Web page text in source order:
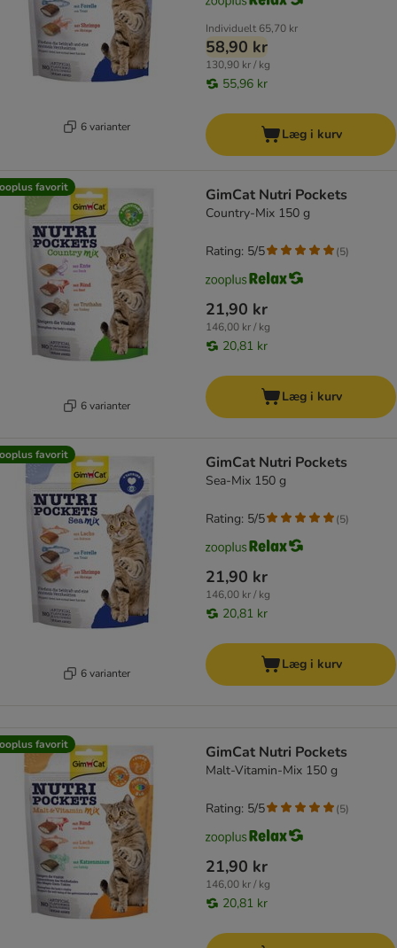
6 varianter
Individuelt 65,70 kr
58,90 kr
130,90 kr / kg
55,96 kr
Læg i kurv
favorit
6 varianter
GimCat Nutri Pockets
Country-Mix 150 g
21,90 kr
146,00 kr / kg
20,81 kr
Rating: 5/5 (5)
Læg i kurv
favorit
6 varianter
GimCat Nutri Pockets
Sea-Mix 150 g
21,90 kr
146,00 kr / kg
20,81 kr
Rating: 5/5 (5)
Læg i kurv
favorit GimCat Nutri Pockets
Malt-Vitamin-Mix 150 g
21,90 kr
146,00 kr / kg
20,81 kr
Rating: 5/5 (5)